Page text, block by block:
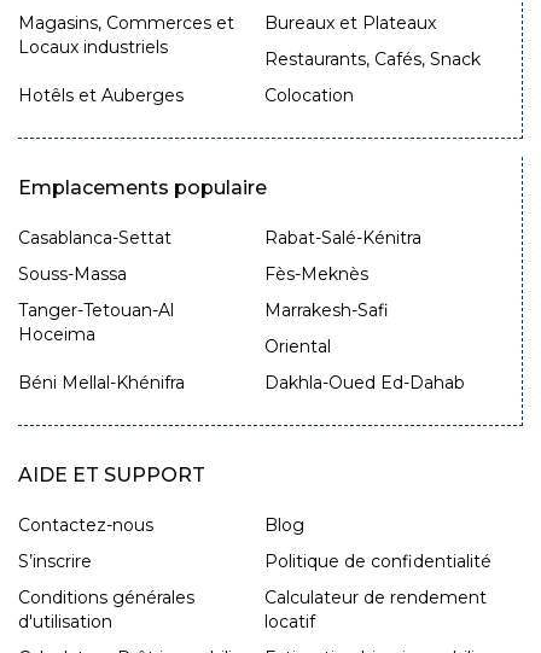
Magasins, Commerces et
Locaux industriels
Bureaux et Plateaux
Restaurants, Cafés, Snack
Hotêls et Auberges
Colocation
Emplacements populaire
Casablanca-Settat
Rabat-Salé-Kénitra
Souss-Massa
Fès-Meknès
Tanger-Tetouan-Al
Hoceima
Marrakesh-Safi
Oriental
Béni Mellal-Khénifra
Dakhla-Oued Ed-Dahab
AIDE ET SUPPORT
Contactez-nous
Blog
S’inscrire
Politique de confidentialité
Conditions générales
d'utilisation
Calculateur de rendement
locatif